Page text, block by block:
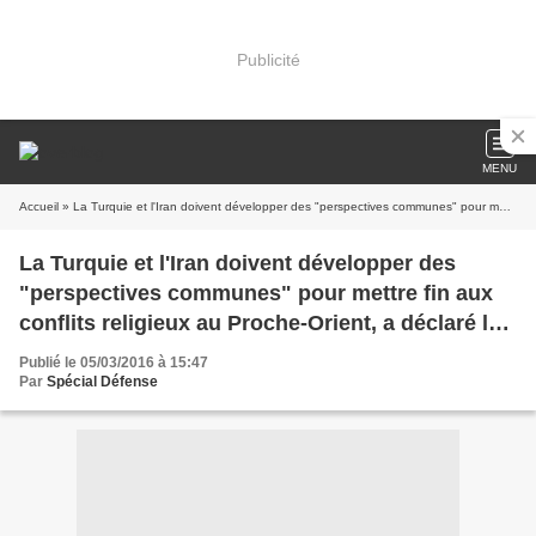
Publicité
MENU
Accueil » La Turquie et l'Iran doivent développer des "perspectives communes" pour mettre fin aux conflits religieux au Proche-Orient, a déclaré le Premier ministre turc Ahmet Davutoglu samedi lors d'une visite à Téhéran
La Turquie et l'Iran doivent développer des
"perspectives communes" pour mettre fin aux
conflits religieux au Proche-Orient, a déclaré le
Premier ministre turc Ahmet Davutoglu samedi
lors d'une visite à Téhéran
Publié le 05/03/2016 à 15:47
Par Spécial Défense